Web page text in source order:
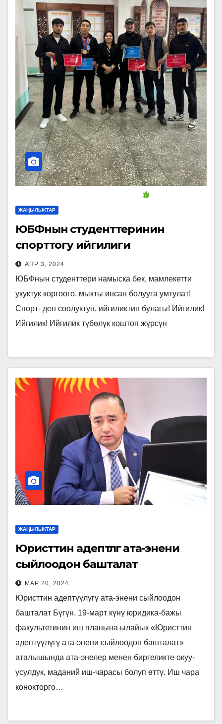
ЖАҢЫЛЫКТАР
ЮБФнын студенттеринин
спорттогу ийгилиги
АПР 3, 2024
ЮБФнын студенттери намыска бек, мамлекетти
укуктук коргоого, мыкты инсан болууга умтулат!
Спорт- ден соолуктун, ийгиликтин булагы! Ийгилик!
Ийгилик! Ийгилик түбөлүк коштоп жүрсүн
ЖАҢЫЛЫКТАР
Юристтин адептүүлүгү ата-энени
сыйлоодон башталат
МАР 20, 2024
Юристтин адептүүлүгү ата-энени сыйлоодон
башталат Бүгүн, 19-март күнү юридика-бажы
факультетинин иш планына ылайык «Юристтин
адептүүлүгү ата-энени сыйлоодон башталат»
аталышында ата-энелер менен биргеликте окуу-
усулдук, маданий иш-чарасы болуп өттү. Иш чара
конокторго…